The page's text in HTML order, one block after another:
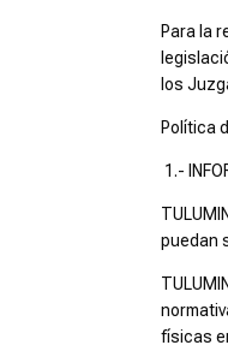
Para la
los
Política
1.-
puedan
físicas